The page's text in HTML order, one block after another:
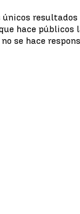
únicos
hace públicos
se hace